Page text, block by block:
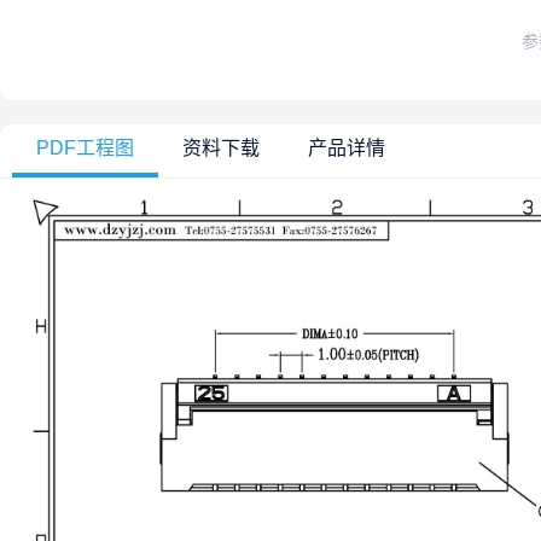
PDF工程图 资料下载 产品详情